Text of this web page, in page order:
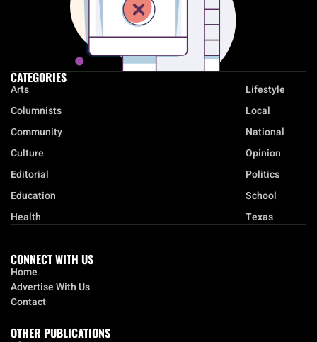
CATEGORIES
Arts
Columnists
Community
Culture
Editorial
Education
Health
Lifestyle
Local
National
Opinion
Politics
School
Texas
CONNECT WITH US
Home
Advertise With Us
Contact
OTHER PUBLICATIONS